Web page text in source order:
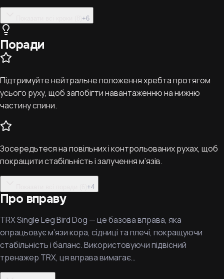
+6
Поради
Підтримуйте нейтральне положення хребта протягом
усього руху, щоб запобігти навантаженню на нижню
частину спини.
Зосередьтеся на повільних і контрольованих рухах, щоб
покращити стабільність і залучення м’язів.
+4
Про вправу
TRX Single Leg Bird Dog — це базова вправа, яка
опрацьовує м’язи кора, сідниці та плечі, покращуючи
стабільність і баланс. Використовуючи підвісний
тренажер TRX, ця вправа вимагає…